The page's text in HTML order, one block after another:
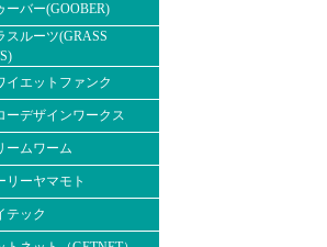
ーバー(GOOBER)
スルーツ(GRASS
イエットファンク
ーデザインワークス
ームワーム
リーヤマモト
テック